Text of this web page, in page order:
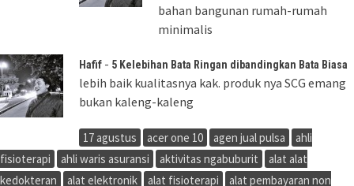
bahan bangunan rumah-rumah
minimalis
Hafif - 5 Kelebihan Bata Ringan dibandingkan Bata Biasa
lebih baik kualitasnya kak. produk nya SCG emang
bukan kaleng-kaleng
17 agustus acer one 10 agen jual pulsa
ahli
fisioterapi
ahli waris asuransi aktivitas ngabuburit
alat alat
kedokteran
alat elektronik alat fisioterapi
alat pembayaran non